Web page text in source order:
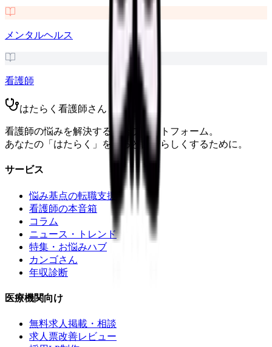
メンタルヘルス
看護師
はたらく看護師さん
看護師の悩みを解決する総合プラットフォーム。
あなたの「はたらく」をもっと自分らしくするために。
サービス
悩み基点の転職支援
看護師の本音箱
コラム
ニュース・トレンド
特集・お悩みハブ
カンゴさん
年収診断
医療機関向け
無料求人掲載・相談
求人票改善レビュー